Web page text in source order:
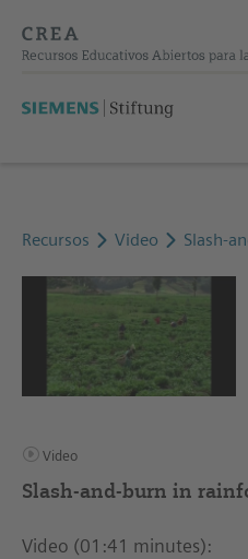
Recursos Video Slash-
Video
Slash-and-burn in
Video (01:41 minutes):